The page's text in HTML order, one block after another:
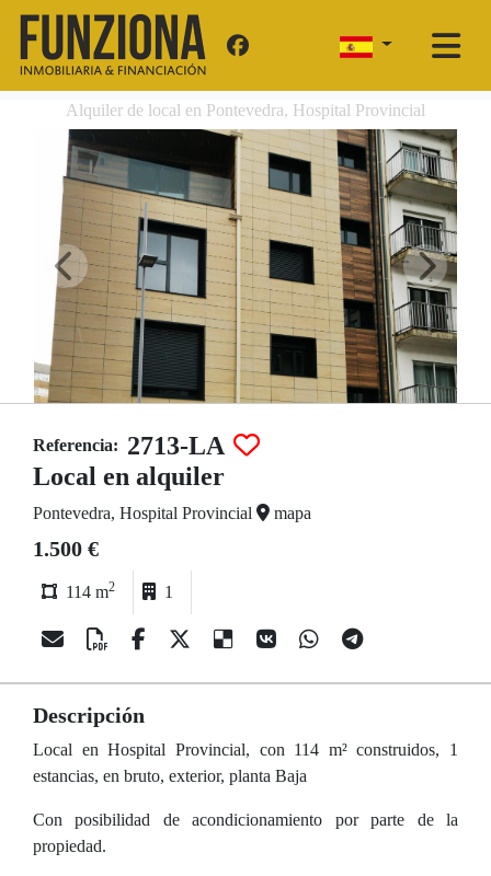
Alquiler de local en Pontevedra, Hospital Provincial
Referencia: 2713-LA
Local en alquiler
Pontevedra, Hospital Provincial mapa
1.500 €
114 m2 1
Descripción
Local en Hospital Provincial, con 114 m² construidos, 1
estancias, en bruto, exterior, planta Baja
Con posibilidad de acondicionamiento por parte de la
propiedad.